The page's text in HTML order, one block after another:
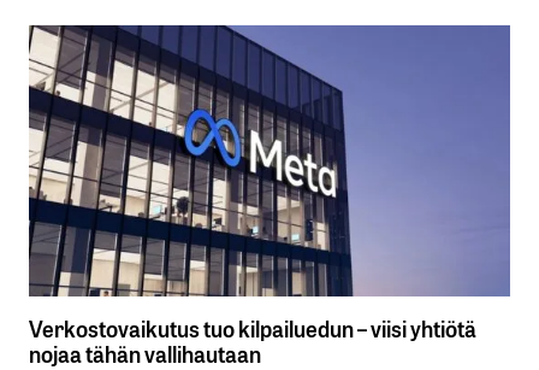
Verkostovaikutus tuo kilpailuedun – viisi yhtiötä
nojaa tähän vallihautaan